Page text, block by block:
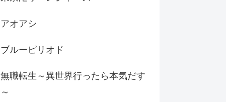
アオアシ
ブルーピリオド
無職転生～異世界行ったら本気だす
～